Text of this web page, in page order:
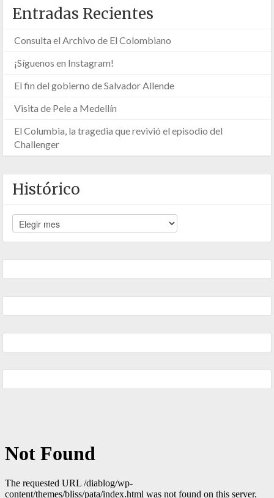
Entradas Recientes
Consulta el Archivo de El Colombiano
¡Síguenos en Instagram!
El fin del gobierno de Salvador Allende
Visita de Pele a Medellín
El Columbia, la tragedia que revivió el episodio del
Challenger
Histórico